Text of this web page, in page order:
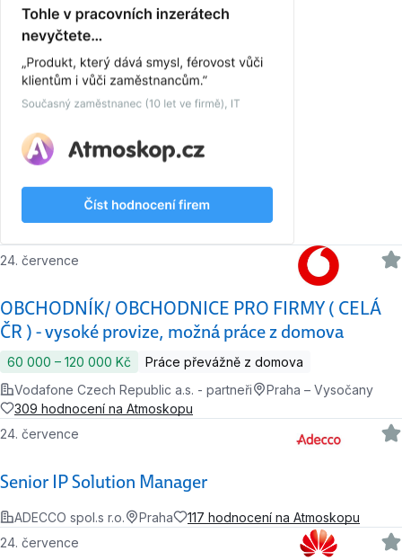
OBCHODNÍK/ OBCHODNICE PRO FIRMY ( CELÁ
ČR ) - vysoké provize, možná práce z domova
24. července
60 000 ‍–‍ 120 000 Kč
Práce převážně z domova
Vodafone Czech Republic a.s. - partneři
Praha – Vysočany
309 hodnocení na Atmoskopu
Senior IP Solution Manager
24. července
ADECCO spol.s r.o. Praha 117 hodnocení na Atmoskopu
24. července